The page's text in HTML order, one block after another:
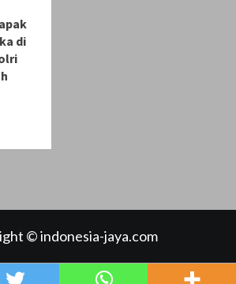
di
© indonesia-jaya.com